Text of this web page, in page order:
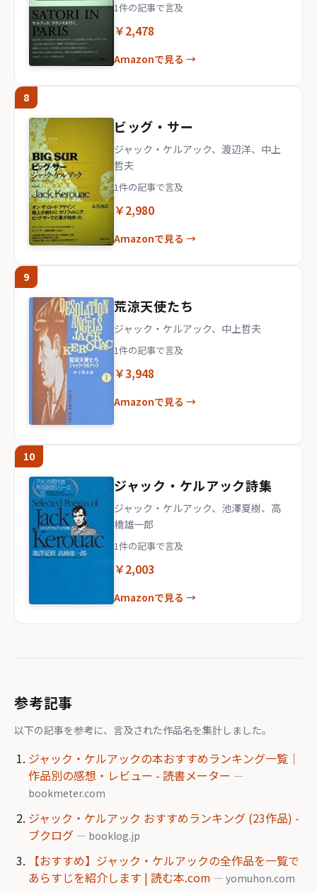
1件の記事で言及
￥2,478
Amazonで見る →
8
ビッグ・サー
ジャック・ケルアック、渡辺洋、中上
哲夫
1件の記事で言及
￥2,980
Amazonで見る →
9
荒涼天使たち
ジャック・ケルアック、中上哲夫
1件の記事で言及
￥3,948
Amazonで見る →
10
ジャック・ケルアック詩集
ジャック・ケルアック、池澤夏樹、高
橋雄一郎
1件の記事で言及
￥2,003
Amazonで見る →
参考記事
以下の記事を参考に、言及された作品名を集計しました。
ジャック・ケルアックの本おすすめランキング一覧｜
作品別の感想・レビュー - 読書メーター —
bookmeter.com
ジャック・ケルアック おすすめランキング (23作品) -
ブクログ — booklog.jp
【おすすめ】ジャック・ケルアックの全作品を一覧で
あらすじを紹介します | 読む本.com — yomuhon.com